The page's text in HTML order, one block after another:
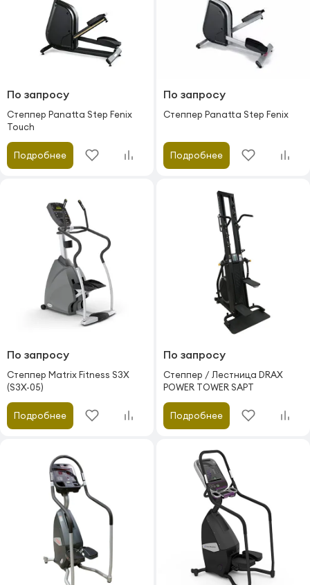
По запросу
Степпер Panatta Step Fenix
Touch
Подробнее
По запросу
Степпер Panatta Step Fenix
Подробнее
По запросу
Степпер Matrix Fitness S3X
(S3X-05)
Подробнее
По запросу
Степпер / Лестница DRAX
POWER TOWER SAPT
Подробнее